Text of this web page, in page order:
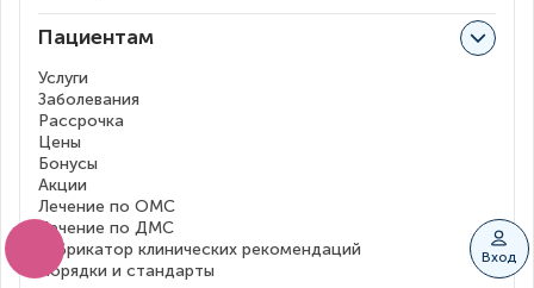
Вход
Пациентам
Услуги
Заболевания
Рассрочка
Цены
Бонусы
Акции
Лечение по ОМС
Лечение по ДМС
Рубрикатор клинических рекомендаций
Порядки и стандарты